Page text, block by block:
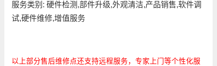
服务类别: 硬件检测,部件升级,外观清洁,产品销售,软件调
试,硬件维修,增值服务
以上部分售后维修点还支持远程服务，专家上门等个性化服